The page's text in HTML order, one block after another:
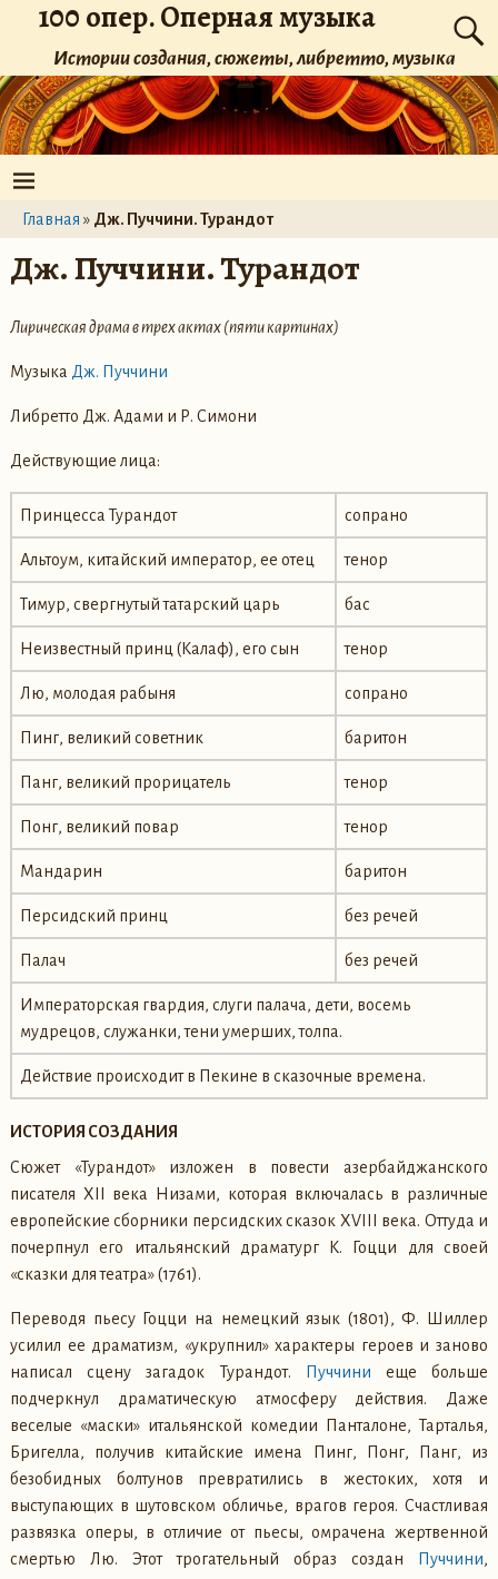
100 опер. Оперная музыка
Истории создания, сюжеты, либретто, музыка
Главная » Дж. Пуччини. Турандот
Дж. Пуччини. Турандот
Лирическая драма в трех актах (пяти картинах)
Музыка Дж. Пуччини
Либретто Дж. Адами и Р. Симони
Действующие лица:
Принцесса Турандот сопрано
Альтоум, китайский император, ее отец тенор
Тимур, свергнутый татарский царь бас
Неизвестный принц (Калаф), его сын тенор
Лю, молодая рабыня сопрано
Пинг, великий советник баритон
Панг, великий прорицатель тенор
Понг, великий повар тенор
Мандарин баритон
Персидский принц без речей
Палач без речей
Императорская гвардия, слуги палача, дети, восемь
мудрецов, служанки, тени умерших, толпа.
Действие происходит в Пекине в сказочные времена.
ИСТОРИЯ СОЗДАНИЯ
Сюжет «Турандот» изложен в повести азербайджанского
писателя XII века Низами, которая включалась в различные
европейские сборники персидских сказок XVIII века. Оттуда и
почерпнул его итальянский драматург К. Гоцци для своей
«сказки для театра» (1761).
Переводя пьесу Гоцци на немецкий язык (1801), Ф. Шиллер
усилил ее драматизм, «укрупнил» характеры героев и заново
написал сцену загадок Турандот.
Пуччини еще больше
подчеркнул драматическую атмосферу действия. Даже
веселые «маски» итальянской комедии Панталоне, Тарталья,
Бригелла, получив китайские имена Пинг, Понг, Панг, из
безобидных болтунов превратились в жестоких, хотя и
выступающих в шутовском обличье, врагов героя. Счастливая
развязка оперы, в отличие от пьесы, омрачена жертвенной
смертью Лю. Этот трогательный образ создан
Пуччини,